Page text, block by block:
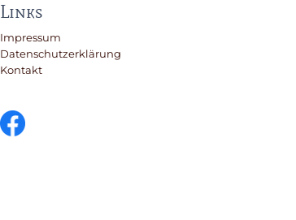
Links
Impressum
Datenschutzerklärung
Kontakt